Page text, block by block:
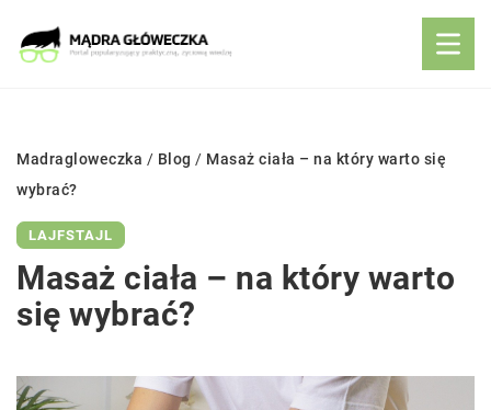
Madragloweczka / Blog / Masaż ciała – na który warto się
wybrać?
LAJFSTAJL
Masaż ciała – na który warto
się wybrać?